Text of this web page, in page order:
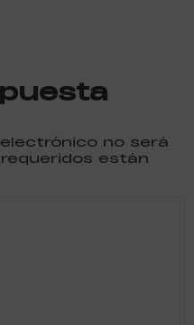
no será
están